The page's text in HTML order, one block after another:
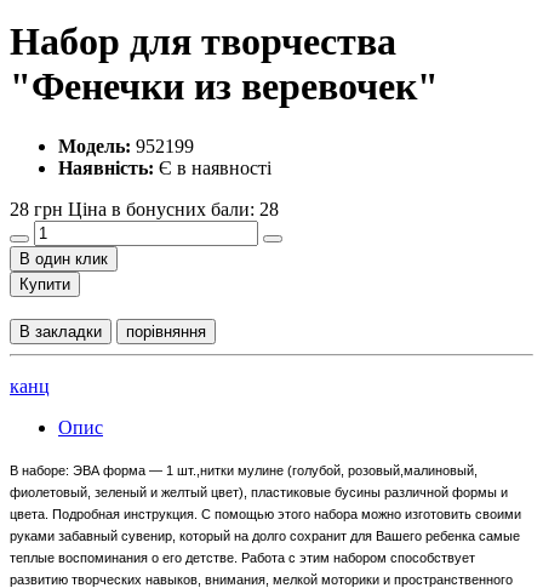
Набор для творчества
"Фенечки из веревочек"
Модель: 952199
Наявність: Є в наявності
28 грн Ціна в бонусних бали: 28
В один клик
Купити
В закладки порівняння
канц
Опис
В наборе: ЭВА форма — 1 шт.,нитки мулине (голубой, розовый,малиновый,
фиолетовый, зеленый и желтый цвет), пластиковые бусины различной формы и
цвета. Подробная инструкция. С помощью этого набора можно изготовить своими
руками забавный сувенир, который на долго сохранит для Вашего ребенка самые
теплые воспоминания о его детстве. Работа с этим набором способствует
развитию творческих навыков, внимания, мелкой моторики и пространственного